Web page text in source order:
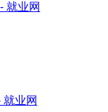
就业网
业网